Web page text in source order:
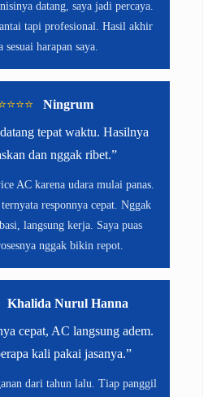
datang, saya jadi percaya.
tapi profesional. Hasil akhir
sesuai harapan saya.
Ningrum
tepat waktu. Hasilnya
dan nggak ribet.”
AC karena udara mulai panas.
responnya cepat. Nggak
langsung kerja. Saya puas
nggak bikin repot.
Khalida Nurul Hanna
cepat, AC langsung adem.
kali pakai jasanya.”
dari tahun lalu. Tiap panggil